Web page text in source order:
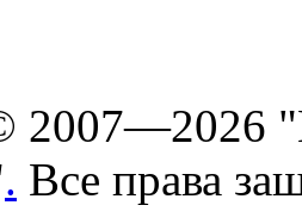
2007—2026
. Все права